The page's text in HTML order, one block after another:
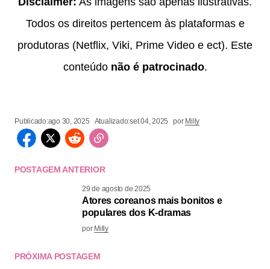
Todos os direitos pertencem às plataformas e
produtoras (Netflix, Viki, Prime Video e ect). Este
conteúdo não é patrocinado.
Publicado:ago 30, 2025 Atualizado:set 04, 2025 por Milly
POSTAGEM ANTERIOR
29 de agosto de 2025
Atores coreanos mais bonitos e
populares dos K-dramas
por Milly
PRÓXIMA POSTAGEM